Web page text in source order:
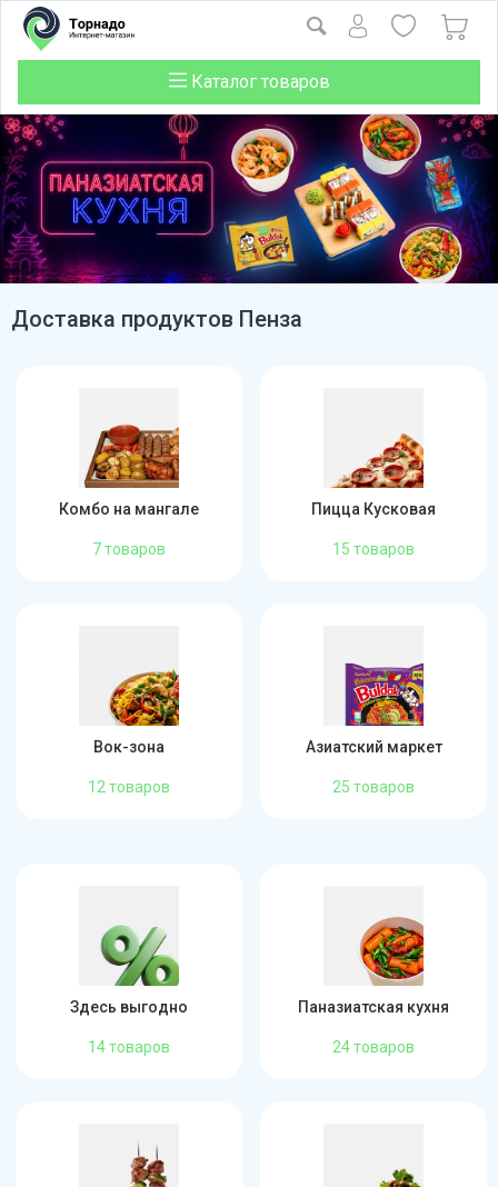
Каталог товаров
Доставка продуктов Пенза
Комбо на мангале
7 товаров
Пицца Кусковая
15 товаров
Вок-зона
12 товаров
Азиатский маркет
25 товаров
Здесь выгодно
14 товаров
Паназиатская кухня
24 товаров